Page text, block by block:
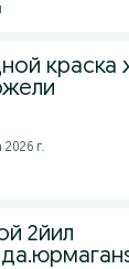
2026 г.
2йил